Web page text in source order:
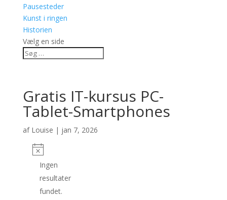
Pausesteder
Kunst i ringen
Historien
Vælg en side
Gratis IT-kursus PC-
Tablet-Smartphones
af Louise | jan 7, 2026
Ingen
resultater
fundet.